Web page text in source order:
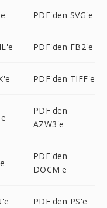
PDF'den SVG'e
PDF'den FB2'e
PDF'den TIFF'e
PDF'den
AZW3'e
PDF'den
DOCM'e
PDF'den PS'e